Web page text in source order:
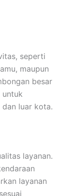
seperti
maupun
besar
untuk
luar kota.
layanan.
layanan